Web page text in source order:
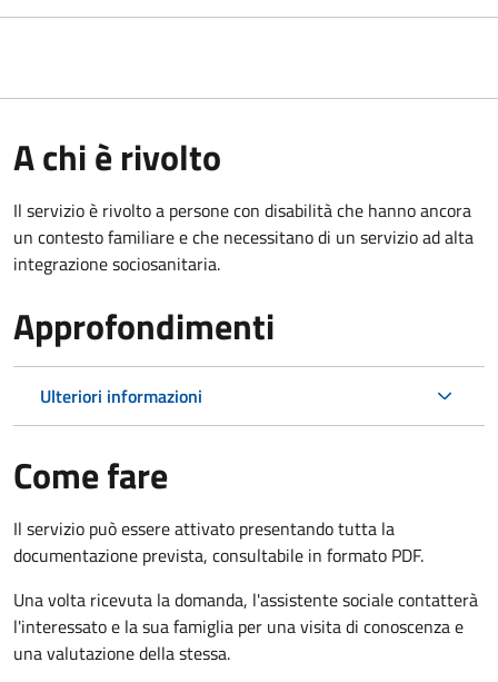
A chi è rivolto
Il servizio è rivolto a persone con disabilità che hanno ancora
un contesto familiare e che necessitano di un servizio ad alta
integrazione sociosanitaria.
Approfondimenti
Ulteriori informazioni
Come fare
Il servizio può essere attivato presentando tutta la
documentazione prevista, consultabile in formato PDF.
Una volta ricevuta la domanda, l'assistente sociale contatterà
l'interessato e la sua famiglia per una visita di conoscenza e
una valutazione della stessa.